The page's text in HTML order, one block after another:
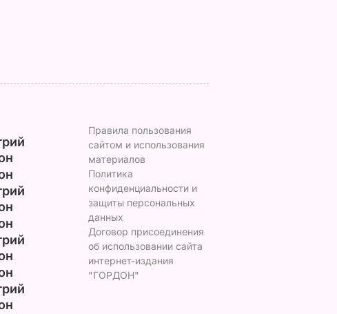
Правила пользования
сайтом и использования
материалов
Политика
конфиденциальности и
защиты персональных
данных
Договор присоединения
об использовании сайта
интернет-издания
"ГОРДОН"